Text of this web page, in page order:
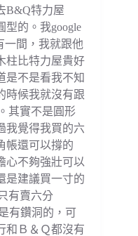
B&Q特力屋
型的。我google
一間，我就跟他
柱比特力屋貴好
是不是看我不知
時候我就沒有跟
其實不是圓形
我覺得我買的六
帳還可以撐的
心不夠強壯可以
是建議買一寸的
有賣六分
有鑽洞的，可
和Ｂ＆Ｑ都沒有